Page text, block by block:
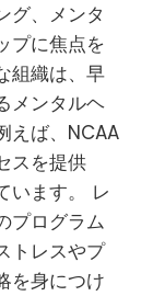
グ、メンタ
プに焦点を
組織は、早
メンタルヘ
えば、NCAA
スを提供
います。 レ
プログラム
トレスやプ
を身につけ